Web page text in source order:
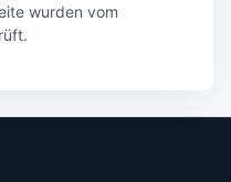
wurden vom